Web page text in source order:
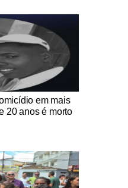
em mais
20 anos é morto